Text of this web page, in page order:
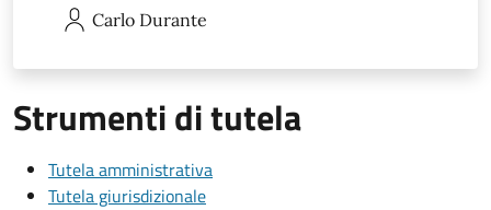
Carlo Durante
Strumenti di tutela
Tutela amministrativa
Tutela giurisdizionale